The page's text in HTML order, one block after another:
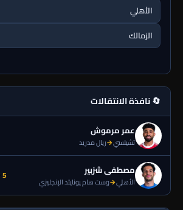
الأهلي
الزمالك
🔄 نافذة الانتقالات
عمر مرموش
تشيلسي→ريال مدريد
مصطفى شزبير
الأهلي→وست هام يونايتد الإنجليزي 5 ملايين دولا